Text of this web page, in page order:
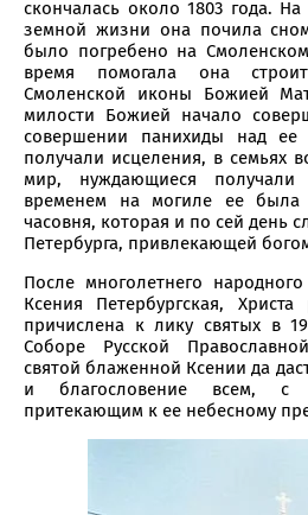
скончалась около 1803 года.
земной жизни она почила
было погребено на
время помогала она
Смоленской иконы Божией
милости Божией начало
совершении панихиды над ее
получали исцеления, в семьях
мир, нуждающиеся
временем на могиле ее была
часовня, которая и по сей день
Петербурга, привлекающей
После многолетнего
Ксения Петербургская,
причислена к лику святых в
Соборе Русской
святой блаженной Ксении да
и благословение всем,
притекающим к ее небесному